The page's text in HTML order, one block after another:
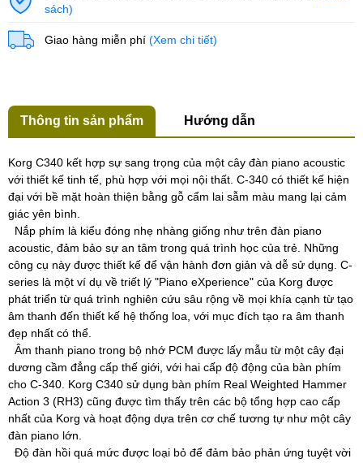
sách)
Giao hàng miễn phí (Xem chi tiết)
Thông tin sản phẩm Hướng dẫn
Korg C340 kết hợp sự sang trọng của một cây đàn piano acoustic
với thiết kế tinh tế, phù hợp với mọi nội thất. C-340 có thiết kế hiện
đại với bề mặt hoàn thiện bằng gỗ cẩm lai sẫm màu mang lại cảm
giác yên bình.
Nắp phím là kiểu đóng nhẹ nhàng giống như trên đàn piano
acoustic, đảm bảo sự an tâm trong quá trình học của trẻ. Những
công cụ này được thiết kế để vận hành đơn giản và dễ sử dụng. C-
series là một ví dụ về triết lý "Piano eXperience" của Korg được
phát triển từ quá trình nghiên cứu sâu rộng về mọi khía cạnh từ tạo
âm thanh đến thiết kế hệ thống loa, với mục đích tạo ra âm thanh
đẹp nhất có thể.
Âm thanh piano trong bộ nhớ PCM được lấy mẫu từ một cây đại
dương cầm đẳng cấp thế giới, với hai cấp độ động của bàn phím
cho C-340. Korg C340 sử dụng bàn phím Real Weighted Hammer
Action 3 (RH3) cũng được tìm thấy trên các bộ tổng hợp cao cấp
nhất của Korg và hoạt động dựa trên cơ chế tương tự như một cây
đàn piano lớn.
Độ đàn hồi quá mức được loại bỏ để đảm bảo phản ứng tuyệt vời